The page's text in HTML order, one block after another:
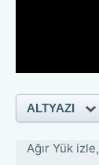
Ağır Yük izle,
ALTYAZI